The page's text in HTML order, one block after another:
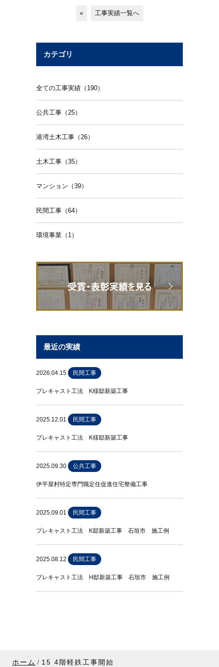
« 工事実績一覧へ
カテゴリ
全ての工事実績（190）
公共工事（25）
港湾土木工事（26）
土木工事（35）
マンション（39）
民間工事（64）
環境事業（1）
最近の実績
2026.04.15 民間工事
プレキャスト工法 K様邸新築工事
2025.12.01 民間工事
プレキャスト工法 K様邸新築工事
2025.09.30 公共工事
伊平屋村特定専門職定住促進住宅整備工事
2025.09.01 民間工事
プレキャスト工法 K邸新築工事 石垣市 施工例
2025.08.12 民間工事
プレキャスト工法 H邸新築工事 石垣市 施工例
ホーム 15 4階軽鉄工事開始